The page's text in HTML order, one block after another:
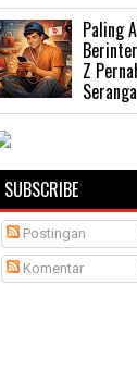
Paling
Z
SUBSCRIBE
Postingan
Komentar